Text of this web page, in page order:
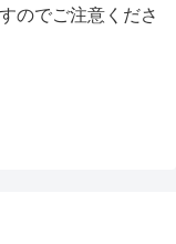
のでご注意くださ